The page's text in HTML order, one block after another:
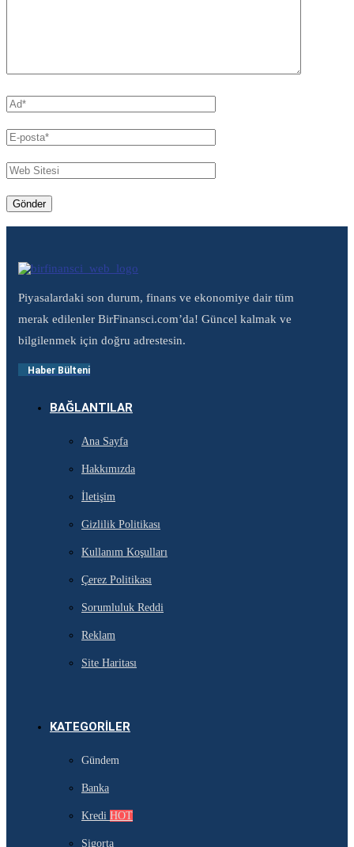
Piyasalardaki son durum, finans ve ekonomiye dair tüm
merak edilenler BirFinansci.com’da! Güncel kalmak ve
bilgilenmek için doğru adrestesin.
Haber Bülteni
BAĞLANTILAR
Ana Sayfa
Hakkımızda
İletişim
Gizlilik Politikası
Kullanım Koşulları
Çerez Politikası
Sorumluluk Reddi
Reklam
Site Haritası
KATEGORILER
Gündem
Banka
Kredi HOT
Sigorta